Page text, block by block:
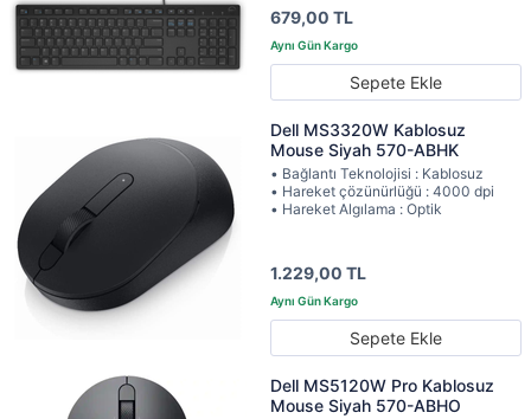
679,00 TL
Sepete Ekle
Dell MS3320W Kablosuz
Mouse Siyah 570-ABHK
• Bağlantı Teknolojisi : Kablosuz
• Hareket çözünürlüğü : 4000 dpi
• Hareket Algılama : Optik
1.229,00 TL
Sepete Ekle
Dell MS5120W Pro Kablosuz
Mouse Siyah 570-ABHO